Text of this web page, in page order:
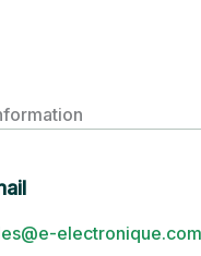
electronique.com